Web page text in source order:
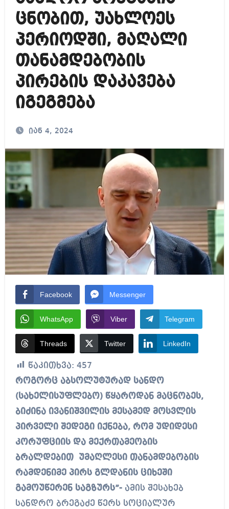
ცნობით, უახლოეს
პერიოდში, მაღალი
თანამდებობის
პირების დაკავება
იგეგმება
იან 4, 2024
Facebook Messenger
WhatsApp Viber Telegram
Threads Twitter LinkedIn
წაკითხვა: 457
როგორც აბსოლუტურად სანდო
(სახელისუფლებო) წყაროდან მაცნობეს,
ბიძინა ივანიშვილის მესამედ მოსვლის
პირველი შედეგი იქნება, რომ უდიდესი
კორუფციის და მექრთამეობის
ბრალდებით უმაღლესი თანამდებობის
რამდენიმე პირს გლდანის ციხეში
გამოუწერენ საგზურს”-ამის შესახებ
სანდრო ბრეგაძე წერს სოციალურ